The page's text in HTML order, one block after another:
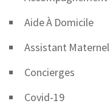
Aide À Domicile
Assistant Maternel
Concierges
Covid-19